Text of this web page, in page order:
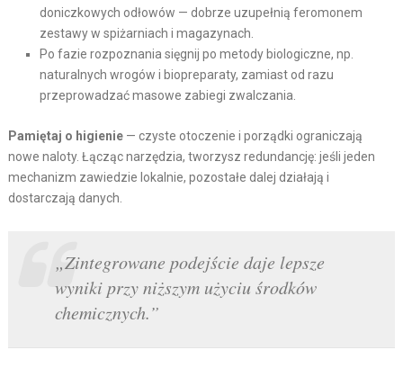
doniczkowych odłowów — dobrze uzupełnią feromonem
zestawy w spiżarniach i magazynach.
Po fazie rozpoznania sięgnij po metody biologiczne, np.
naturalnych wrogów i biopreparaty, zamiast od razu
przeprowadzać masowe zabiegi zwalczania.
Pamiętaj o higienie— czyste otoczenie i porządki ograniczają
nowe naloty. Łącząc narzędzia, tworzysz redundancję: jeśli jeden
mechanizm zawiedzie lokalnie, pozostałe dalej działają i
dostarczają danych.
„Zintegrowane podejście daje lepsze
wyniki przy niższym użyciu środków
chemicznych.”